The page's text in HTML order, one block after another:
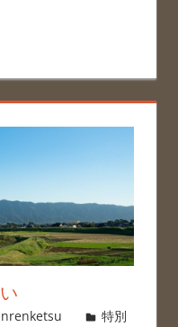
特別